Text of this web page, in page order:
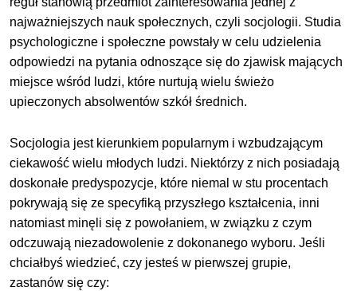
najważniejszych nauk społecznych, czyli socjologii. Studia
psychologiczne i społeczne powstały w celu udzielenia
odpowiedzi na pytania odnoszące się do zjawisk mających
miejsce wśród ludzi, które nurtują wielu świeżo
upieczonych absolwentów szkół średnich.
Socjologia jest kierunkiem popularnym i wzbudzającym
ciekawość wielu młodych ludzi. Niektórzy z nich posiadają
doskonałe predyspozycje, które niemal w stu procentach
pokrywają się ze specyfiką przyszłego kształcenia, inni
natomiast minęli się z powołaniem, w związku z czym
odczuwają niezadowolenie z dokonanego wyboru. Jeśli
chciałbyś wiedzieć, czy jesteś w pierwszej grupie,
zastanów się czy: